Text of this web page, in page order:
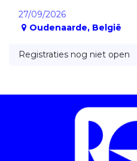
27/09/2026
Oudenaarde, België
Registraties nog niet open